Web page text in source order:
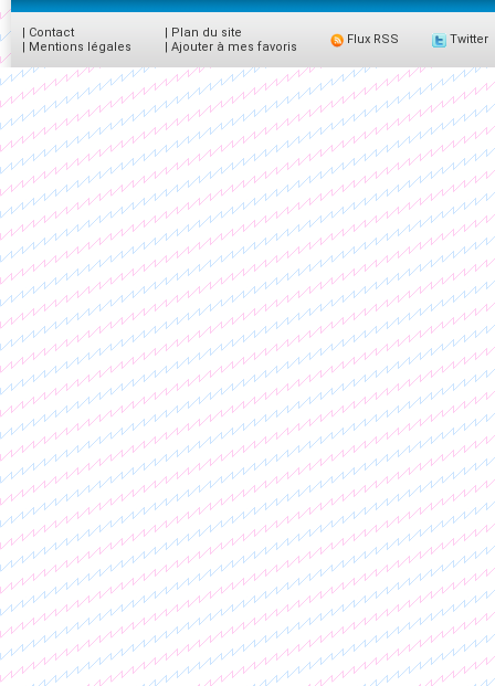
| Contact
| Mentions légales
| Plan du site
| Ajouter à mes favoris
Flux RSS Twitter